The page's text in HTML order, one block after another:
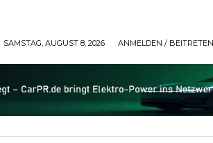
SAMSTAG, AUGUST 8, 2026 ANMELDEN / BEITRETEN